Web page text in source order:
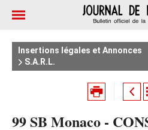
Insertions légales et Annonces
S.A.R.L.
99 SB Monaco -